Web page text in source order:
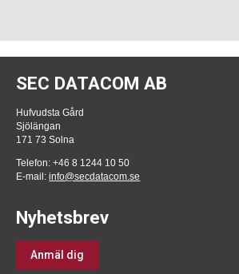
SEC DATACOM AB
Hufvudsta Gård
Sjölängan
171 73 Solna
Telefon: +46 8 1244 10 50
E-mail:info@secdatacom.se
Nyhetsbrev
Anmäl dig